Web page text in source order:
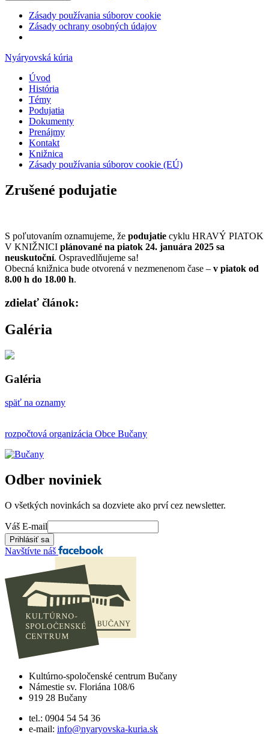
Zásady používania súborov cookie
Zásady ochrany osobných údajov
Nyáryovská kúria
Úvod
História
Témy
Podujatia
Dokumenty
Prenájmy
Kontakt
Knižnica
Zásady používania súborov cookie (EÚ)
Zrušené podujatie
S poľutovaním oznamujeme, že podujatie cyklu HRAVÝ PIATOK
V KNIŽNICI plánované na piatok 24. januára 2025 sa
neuskutoční. Ospravedlňujeme sa!
Obecná knižnica bude otvorená v nezmenenom čase – v piatok od
8.00 h do 18.00 h.
zdielať článok:
Galéria
Galéria
späť na oznamy
rozpočtová organizácia Obce Bučany
Odber noviniek
O všetkých novinkách sa dozviete ako prví cez newsletter.
Váš E-mail
Navštívte náš
Kultúrno-spoločenské centrum Bučany
Námestie sv. Floriána 108/6
919 28 Bučany
tel.: 0904 54 54 36
e-mail: info@nyaryovska-kuria.sk